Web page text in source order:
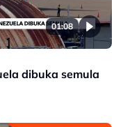
01:08
dibuka semula